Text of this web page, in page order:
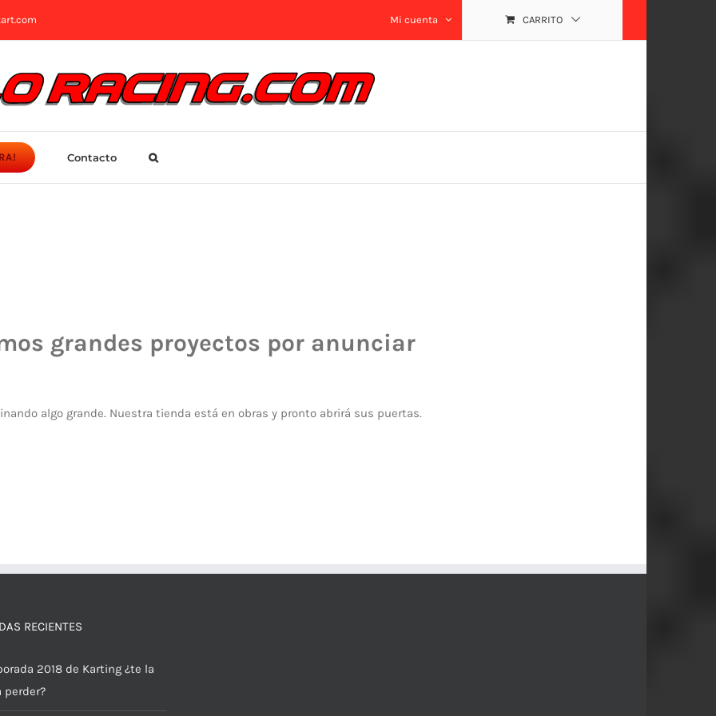
Mi cuenta CARRITO
Contacto
grandes proyectos por anunciar
algo grande. Nuestra tienda está en obras y pronto abrirá sus puertas.
RECIENTES
2018 de Karting ¿te la
perder?